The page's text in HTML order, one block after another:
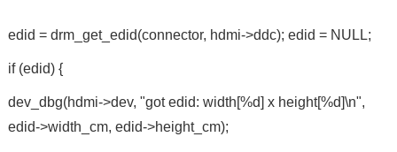
edid = drm_get_edid(connector, hdmi->ddc); edid = NULL;
if (edid) {
dev_dbg(hdmi->dev, "got edid: width[%d] x height[%d]\n",
edid->width_cm, edid->height_cm);